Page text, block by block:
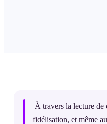
À travers la lecture
fidélisation, et même